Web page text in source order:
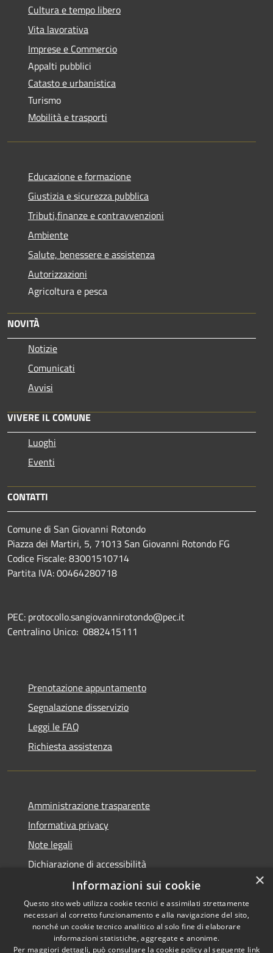
Cultura e tempo libero
Vita lavorativa
Imprese e Commercio
Appalti pubblici
Catasto e urbanistica
Turismo
Mobilità e trasporti
Educazione e formazione
Giustizia e sicurezza pubblica
Tributi,finanze e contravvenzioni
Ambiente
Salute, benessere e assistenza
Autorizzazioni
Agricoltura e pesca
NOVITÀ
Notizie
Comunicati
Avvisi
VIVERE IL COMUNE
Luoghi
Eventi
CONTATTI
Comune di San Giovanni Rotondo
Piazza dei Martiri, 5, 71013 San Giovanni Rotondo FG
Codice Fiscale: 83001510714
Partita IVA: 00464280718
PEC: protocollo.sangiovannirotondo@pec.it
Centralino Unico: 0882415111
Prenotazione appuntamento
Segnalazione disservizio
Leggi le FAQ
Richiesta assistenza
Amministrazione trasparente
Informativa privacy
Note legali
Dichiarazione di accessibilità
Accessibilità
Copyright © 2026 • Comune di
San Giovanni Rotondo •
×
Informazioni sui cookie
Questo sito web utilizza cookie tecnici e assimilati strettamente
necessari al corretto funzionamento e alla navigazione del sito,
nonché un cookie tecnico analitico al solo fine di elaborare
informazioni statistiche, aggregate e anonime.
Per maggiori dettagli, può consultare la cookie policy al seguente link